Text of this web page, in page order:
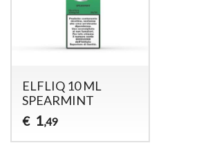
ELFLIQ 10 ML
SPEARMINT
€ 1,49